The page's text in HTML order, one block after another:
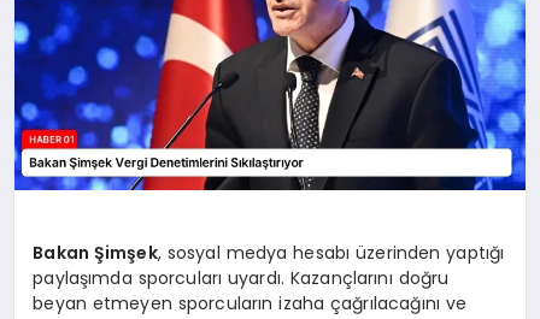
Bakan Şimşek, sosyal medya hesabı üzerinden yaptığı
paylaşımda sporcuları uyardı. Kazançlarını doğru
beyan etmeyen sporcuların izaha çağrılacağını ve